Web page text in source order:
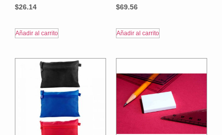
$26.14
Añadir al carrito
$69.56
Añadir al carrito